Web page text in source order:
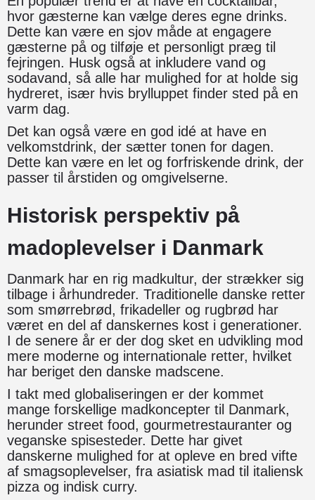
hvor gæsterne kan vælge deres egne drinks.
Dette kan være en sjov måde at engagere
gæsterne på og tilføje et personligt præg til
fejringen. Husk også at inkludere vand og
sodavand, så alle har mulighed for at holde sig
hydreret, især hvis brylluppet finder sted på en
varm dag.
Det kan også være en god idé at have en
velkomstdrink, der sætter tonen for dagen.
Dette kan være en let og forfriskende drink, der
passer til årstiden og omgivelserne.
Historisk perspektiv på
madoplevelser i Danmark
Danmark har en rig madkultur, der strækker sig
tilbage i århundreder. Traditionelle danske retter
som smørrebrød, frikadeller og rugbrød har
været en del af danskernes kost i generationer.
I de senere år er der dog sket en udvikling mod
mere moderne og internationale retter, hvilket
har beriget den danske madscene.
I takt med globaliseringen er der kommet
mange forskellige madkoncepter til Danmark,
herunder street food, gourmetrestauranter og
veganske spisesteder. Dette har givet
danskerne mulighed for at opleve en bred vifte
af smagsoplevelser, fra asiatisk mad til italiensk
pizza og indisk curry.